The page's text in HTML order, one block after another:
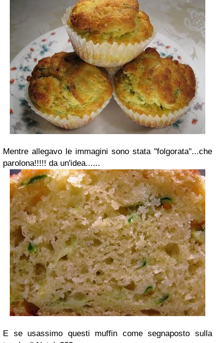
Mentre allegavo le immagini sono stata "folgorata"...che
parolona!!!!! da un'idea......
E se usassimo questi muffin come segnaposto sulla